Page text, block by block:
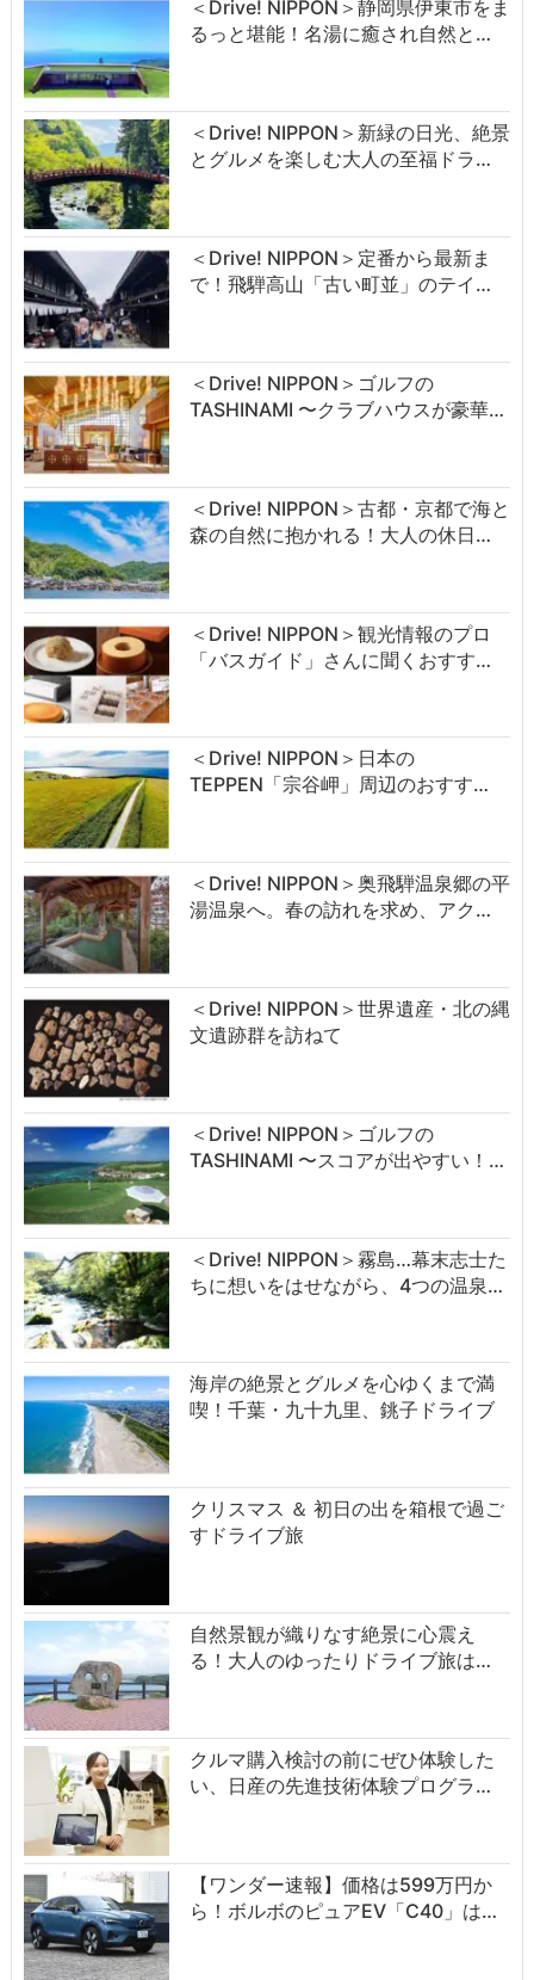
＜Drive! NIPPON＞静岡県伊東市をま
るっと堪能！名湯に癒され自然と…
＜Drive! NIPPON＞新緑の日光、絶景
とグルメを楽しむ大人の至福ドラ…
＜Drive! NIPPON＞定番から最新ま
で！飛騨高山「古い町並」のテイ…
＜Drive! NIPPON＞ゴルフの
TASHINAMI 〜クラブハウスが豪華…
＜Drive! NIPPON＞古都・京都で海と
森の自然に抱かれる！大人の休日…
＜Drive! NIPPON＞観光情報のプロ
「バスガイド」さんに聞くおすす…
＜Drive! NIPPON＞日本の
TEPPEN「宗谷岬」周辺のおすす…
＜Drive! NIPPON＞奥飛騨温泉郷の平
湯温泉へ。春の訪れを求め、アク…
＜Drive! NIPPON＞世界遺産・北の縄
文遺跡群を訪ねて
＜Drive! NIPPON＞ゴルフの
TASHINAMI 〜スコアが出やすい！…
＜Drive! NIPPON＞霧島…幕末志士た
ちに想いをはせながら、4つの温泉…
海岸の絶景とグルメを心ゆくまで満
喫！千葉・九十九里、銚子ドライブ
クリスマス ＆ 初日の出を箱根で過ご
すドライブ旅
自然景観が織りなす絶景に心震え
る！大人のゆったりドライブ旅は…
クルマ購入検討の前にぜひ体験した
い、日産の先進技術体験プログラ…
【ワンダー速報】価格は599万円か
ら！ボルボのピュアEV「C40」は…